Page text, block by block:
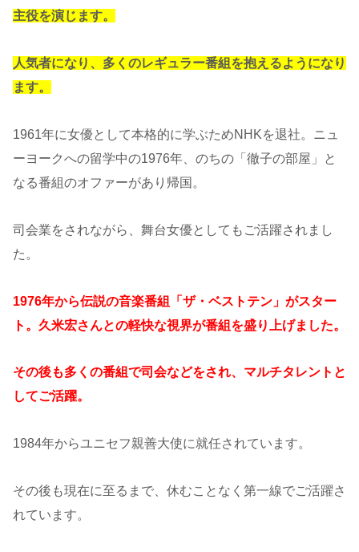
主役を演じます。
人気者になり、多くのレギュラー番組を抱えるようになり
ます。
1961年に女優として本格的に学ぶためNHKを退社。ニュ
ーヨークへの留学中の1976年、のちの「徹子の部屋」と
なる番組のオファーがあり帰国。
司会業をされながら、舞台女優としてもご活躍されまし
た。
1976年から伝説の音楽番組「ザ・ベストテン」がスター
ト。久米宏さんとの軽快な視界が番組を盛り上げました。
その後も多くの番組で司会などをされ、マルチタレントと
してご活躍。
1984年からユニセフ親善大使に就任されています。
その後も現在に至るまで、休むことなく第一線でご活躍さ
れています。